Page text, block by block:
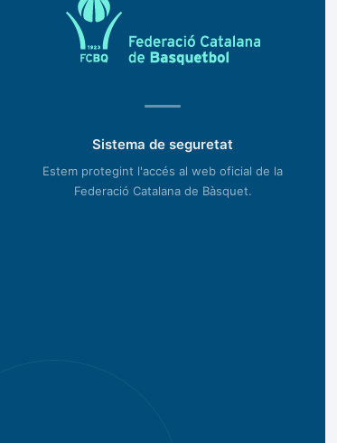
Sistema de seguretat
Estem protegint l'accés al web oficial de la
Federació Catalana de Bàsquet.